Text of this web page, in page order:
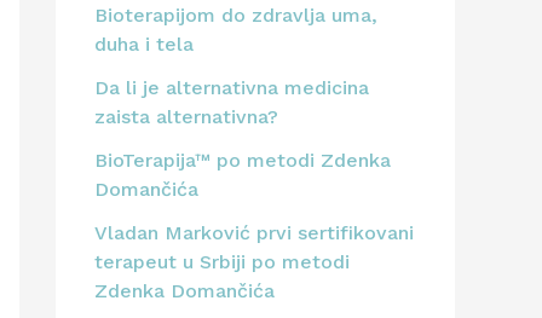
Bioterapijom do zdravlja uma,
duha i tela
Da li je alternativna medicina
zaista alternativna?
BioTerapija™ po metodi Zdenka
Domančića
Vladan Marković prvi sertifikovani
terapeut u Srbiji po metodi
Zdenka Domančića